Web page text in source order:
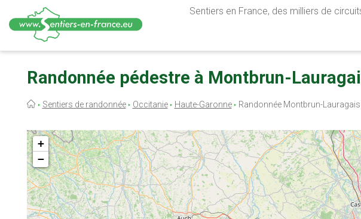
contenu
Sentiers en France, des milliers de
Randonnée pédestre à Montbrun-
Fil
Sentiers de randonnée Occitanie Haute-Garonne Randonnée Montbrun-Lauragais
+
−